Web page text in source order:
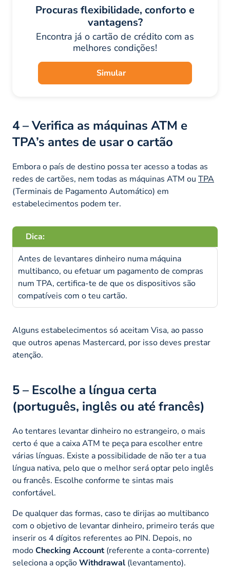
Procuras flexibilidade, conforto e
vantagens?
Encontra já o cartão de crédito com as
melhores condições!
Simular
4 – Verifica as máquinas ATM e
TPA’s antes de usar o cartão
Embora o país de destino possa ter acesso a todas as
redes de cartões, nem todas as máquinas ATM ou TPA
(Terminais de Pagamento Automático) em
estabelecimentos podem ter.
Dica:
Antes de levantares dinheiro numa máquina
multibanco, ou efetuar um pagamento de compras
num TPA, certifica-te de que os dispositivos são
compatíveis com o teu cartão.
Alguns estabelecimentos só aceitam Visa, ao passo
que outros apenas Mastercard, por isso deves prestar
atenção.
5 – Escolhe a língua certa
(português, inglês ou até francês)
Ao tentares levantar dinheiro no estrangeiro, o mais
certo é que a caixa ATM te peça para escolher entre
várias línguas. Existe a possibilidade de não ter a tua
língua nativa, pelo que o melhor será optar pelo inglês
ou francês. Escolhe conforme te sintas mais
confortável.
De qualquer das formas, caso te dirijas ao multibanco
com o objetivo de levantar dinheiro, primeiro terás que
inserir os 4 dígitos referentes ao PIN. Depois, no
modoChecking Account (referente a conta-corrente)
seleciona a opçãoWithdrawal (levantamento).